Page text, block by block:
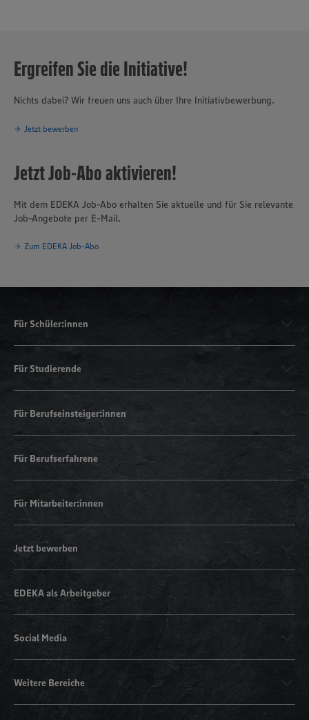
Ergreifen Sie die Initiative!
Nichts dabei? Wir freuen uns auch über Ihre Initiativbewerbung.
Jetzt bewerben
Jetzt Job-Abo aktivieren!
Mit dem EDEKA Job-Abo erhalten Sie aktuelle und für Sie relevante
Job-Angebote per E-Mail.
Zum EDEKA Job-Abo
Für Schüler:innen
Für Studierende
Für Berufseinsteiger:innen
Für Berufserfahrene
Für Mitarbeiter:innen
Jetzt bewerben
EDEKA als Arbeitgeber
Social Media
Weitere Bereiche